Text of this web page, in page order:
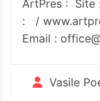
ArtPres : Site
: /
Email :
Vasile